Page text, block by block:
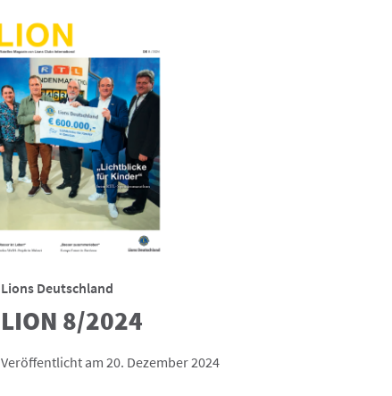
Lions Deutschland
LION 8/2024
Veröffentlicht am 20. Dezember 2024